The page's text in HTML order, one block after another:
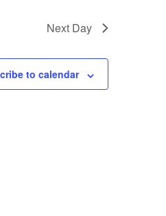
Next Day
to calendar